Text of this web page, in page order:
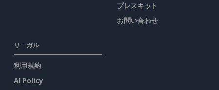
プレスキット
お問い合わせ
リーガル
利用規約
AI Policy